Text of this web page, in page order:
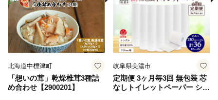
7A G 新生活 遠赤グラファイ
北海道中標津町
「想いの茸」乾燥椎茸3種詰
め合わせ【2900201】
岐阜県美濃市
定期便 3ヶ月毎3回 無包装 芯
なしトイレットペーパー シン